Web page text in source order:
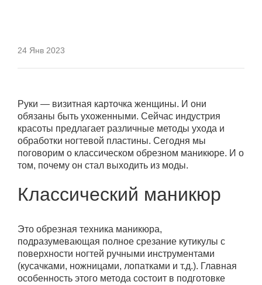
24 Янв 2023
Руки — визитная карточка женщины. И они
обязаны быть ухоженными. Сейчас индустрия
красоты предлагает различные методы ухода и
обработки ногтевой пластины. Сегодня мы
поговорим о классическом обрезном маникюре. И о
том, почему он стал выходить из моды.
Классический маникюр
Это обрезная техника маникюра,
подразумевающая полное срезание кутикулы с
поверхности ногтей ручными инструментами
(кусачками, ножницами, лопатками и т.д.). Главная
особенность этого метода состоит в подготовке